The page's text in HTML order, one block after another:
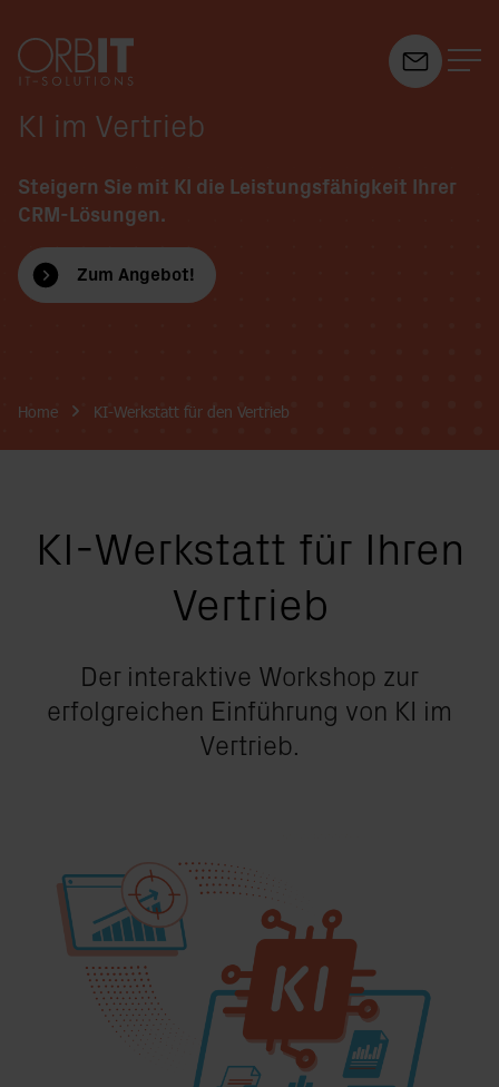
Suchfeld
KI im Vertrieb
Steigern Sie mit KI die Leistungsfähigkeit Ihrer
CRM-Lösungen.
Zum Angebot!
Breadcrumb-Navigation
Home KI-Werkstatt für den Vertrieb
KI-Werkstatt für Ihren
Vertrieb
Der interaktive Workshop zur
erfolgreichen Einführung von KI im
Vertrieb.